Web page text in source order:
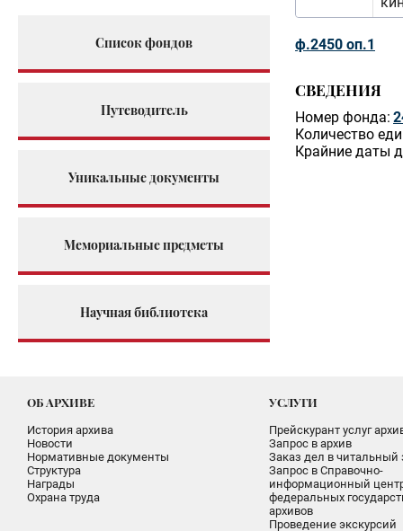
Список фондов
Путеводитель
Уникальные документы
Мемориальные предметы
Научная библиотека
ф.2450 оп.1
СВЕДЕНИЯ
Номер фонда:
Количество
Крайние даты
ОБ АРХИВЕ
История архива
Новости
Нормативные документы
Структура
Награды
Охрана труда
УСЛУГИ
Прейскурант услуг
Запрос в архив
Заказ дел в читальный
Запрос в Справочно-
информационный
федеральных
архивов
Проведение экскурсий